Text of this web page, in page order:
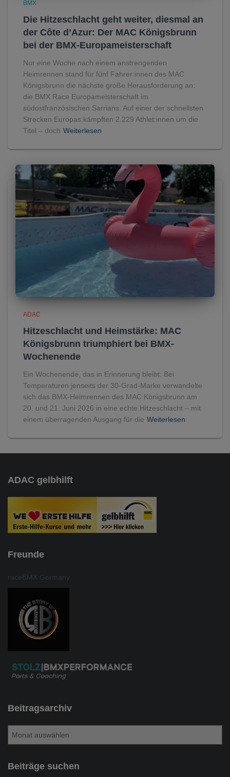
BMX
Die Hitzeschlacht geht weiter, diesmal an
der Côte d’Azur: Der MAC Königsbrunn
bei der BMX-Europameisterschaft
Nur eine Woche nach einem anstrengenden
Heimrennen stand für fünf Fahrer:innen des MAC
Königsbrunn die nächste große Herausforderung an:
die BMX Race Europameisterschaft im
südostfranzösischen Sarrians. Auf einer der schnellsten
Strecken Europas kämpften 2.229 Athlet:innen um die
Titel – doch Weiterlesen
ADAC
Hitzeschlacht und Heimstärke: MAC
Königsbrunn triumphiert bei BMX-
Wochenende
Ein Wochenende, das in Erinnerung bleibt: Bei
Temperaturen jenseits der 30-Grad-Marke verwandelte
sich das BMX-Heimrennen des MAC Königsbrunn am
20. und 21. Juni 2026 in eine echte Hitzeschlacht – mit
einem überragenden Ausgang für die Weiterlesen
ADAC gelbhilft
Freunde
Beitragsarchiv
tBeiträge suchen